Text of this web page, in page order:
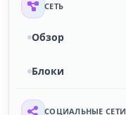
СЕТЬ
Обзор
Блоки
СОЦИАЛЬНЫЕ СЕТИ